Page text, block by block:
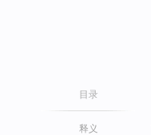
目录
释义